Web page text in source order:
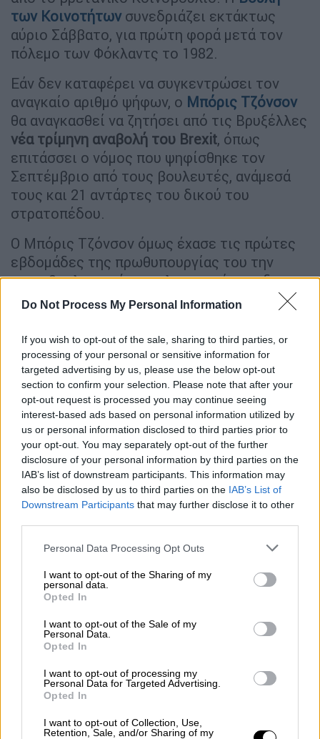
Do Not Process My Personal Information
If you wish to opt-out of the sale, sharing to third parties, or
processing of your personal or sensitive information for
targeted advertising by us, please use the below opt-out
section to confirm your selection. Please note that after your
opt-out request is processed you may continue seeing
interest-based ads based on personal information utilized by
us or personal information disclosed to third parties prior to
your opt-out. You may separately opt-out of the further
disclosure of your personal information by third parties on the
IAB’s list of downstream participants. This information may
also be disclosed by us to third parties on the IAB’s List of
Downstream Participants that may further disclose it to other
Please note that this website/app uses one or more Google
not limited to your visit or usage behaviour. You may click to
grant or deny consent to Google and its third-party tags to
use your data for below specified purposes in below Google
consent section.
Personal Data Processing Opt Outs
I want to opt-out of the Sharing of my
personal data.
Opted In
I want to opt-out of the Sale of my
Personal Data.
Opted In
I want to opt-out of processing my
Personal Data for Targeted Advertising.
Opted In
I want to opt-out of Collection, Use,
Retention, Sale, and/or Sharing of my
των Κοινοτήτων συνεδριάζει εκτάκτως
αύριο Σάββατο, για πρώτη φορά μετά τον
πόλεμο των Φόκλαντς το 1982.
Εάν δεν καταφέρει να συγκεντρώσει τον
αναγκαίο αριθμό ψήφων, ο Μπόρις Τζόνσον
θα αναγκασθεί να ζητήσει από τις Βρυξέλλες
νέα τρίμηνη αναβολή του Brexit, όπως
επιτάσσει ο νόμος που ψηφίσθηκε τον
Σεπτέμβριο από τους βουλευτές, ανάμεσά
τους και 21 αντάρτες του δικού του
στρατοπέδου.
Ο Μπόρις Τζόνσον όμως έχασε τις πρώτες
εβδομάδες της πρωθυπουργίας του την
κοινοβουλευτική του πλειοψηφία και δεν
διαθέτει πλέον παρά 288 βουλευτές στην
που χρειάζεται 318 ψήφους για να
επικυρώσει την συμφωνία του.Εάν κερδίσει
την ψηφοφορία , ο Μπόρις Τζόνσον θα
περάσει στην ιστορία ως ο πρωθυπουργός
που υλοποίησε το Brexit, για καλό ή για κακό.
Εάν την χάσει, θα αντιμετωπίσει την
ταπείνωση ότι απέτυχε στον στόχο που
εναγκαλίσθηκε με τόσο πάθος εν όψει του
δημοψηφίσματος του 2016 και πρόσφατα ως
πρωθυπουργός. Η Βουλή των Κοινοτήτων θα
συνέλθει αύριο Σάββατο στις 09.30 τοπική
ώρα. Ο Μπόρις Τζόνσον θα κάνει εισηγητική
δήλωση, θα ακολουθήσει 90λεπτη συζήτηση
και στην συνέχεια η ψηφοφορία.